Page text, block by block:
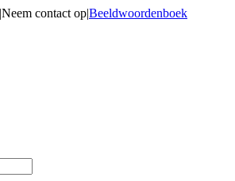
|Neem contact op|Beeldwoordenboek